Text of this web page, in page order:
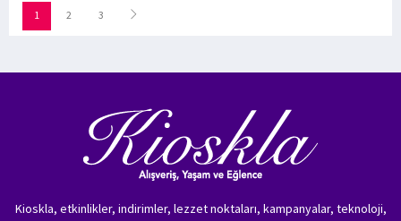
1 2 3
Kioskla, etkinlikler, indirimler, lezzet noktaları, kampanyalar, teknoloji,